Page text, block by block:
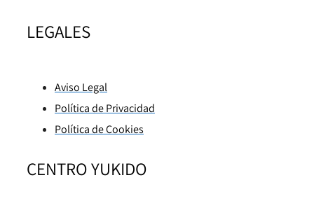
LEGALES
Aviso Legal
Política de Privacidad
Política de Cookies
CENTRO YUKIDO